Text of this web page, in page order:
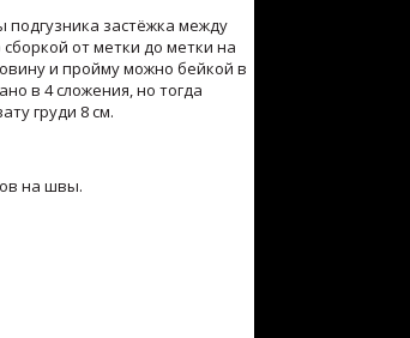
подгузника застёжка между
от метки до метки на
и пройму можно бейкой в
в 4 сложения, но тогда
груди 8 см.
на швы.